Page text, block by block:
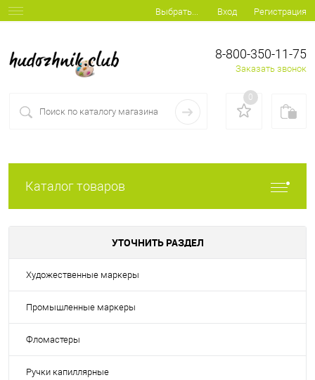
Выбрать... Вход Регистрация
8-800-350-11-75
Заказать звонок
0
Каталог товаров
УТОЧНИТЬ РАЗДЕЛ
Художественные маркеры
Промышленные маркеры
Фломастеры
Ручки капиллярные